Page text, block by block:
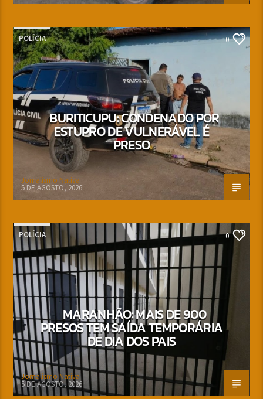
POLÍCIA 0
BURITICUPU: CONDENADO POR
ESTUPRO DE VULNERÁVEL É
PRESO
Jornalismo Nativa
5 DE AGOSTO, 2026
POLÍCIA 0
MARANHÃO: MAIS DE 900
PRESOS TEM SAÍDA TEMPORÁRIA
DE DIA DOS PAIS
Jornalismo Nativa
5 DE AGOSTO, 2026